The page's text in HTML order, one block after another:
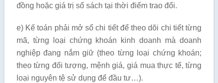
đồng hoặc giá trị sổ sách tại thời điểm trao đổi.
e) Kế toán phải mở sổ chi tiết để theo dõi chi tiết từng
mã, từng loại chứng khoán kinh doanh mà doanh
nghiệp đang nắm giữ (theo từng loại chứng khoán;
theo từng đối tượng, mệnh giá, giá mua thực tế, từng
loại nguyên tệ sử dụng để đầu tư…).